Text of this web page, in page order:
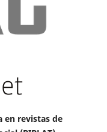
en revistas de